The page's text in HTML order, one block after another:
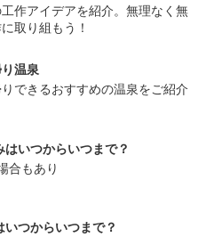
作アイデアを紹介。無理なく無
取り組もう！
温泉
できるおすすめの温泉をご紹介
いつからいつまで？
合もあり
つからいつまで？